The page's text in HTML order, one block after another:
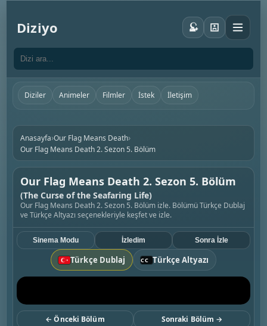
Diziyo
Diziler Animeler Filmler İstek İletişim
Anasayfa›Our Flag Means Death›
Our Flag Means Death 2. Sezon 5. Bölüm
Our Flag Means Death 2. Sezon 5. Bölüm
(The Curse of the Seafaring Life)
Our Flag Means Death 2. Sezon 5. Bölüm izle. Bölümü Türkçe Dublaj
ve Türkçe Altyazı seçenekleriyle keşfet ve izle.
Türkçe Dublaj Türkçe Altyazı
Sinema Modu İzledim Sonra İzle
← Önceki Bölüm Sonraki Bölüm →